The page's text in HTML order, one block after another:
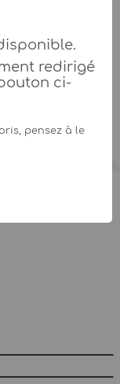
redirigé
ci-
pensez à le